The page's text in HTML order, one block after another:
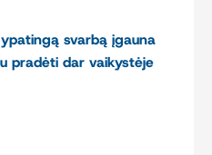
svarbą įgauna
pradėti dar vaikystėje